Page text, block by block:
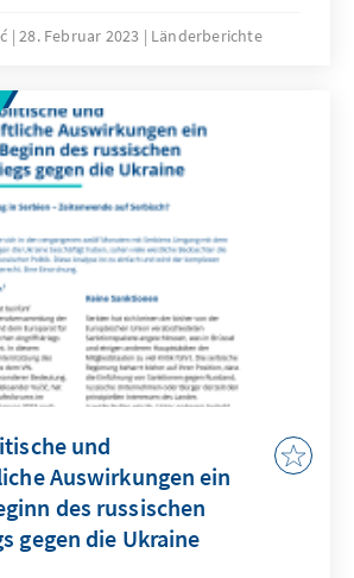
NATO-Mitgliedschaft und EU-
lässt sich in der
wenig finden.
28. Februar 2023 Länderberichte
und
Auswirkungen ein
des russischen
gegen die Ukraine